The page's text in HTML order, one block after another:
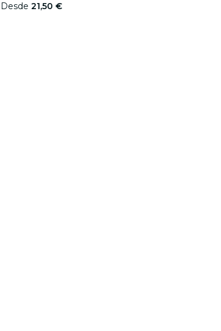
Desde 21,50 €